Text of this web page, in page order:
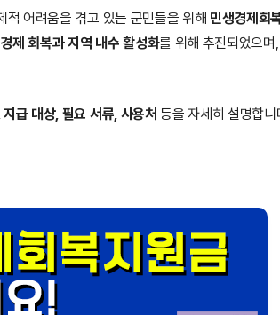
적 어려움을 겪고 있는 군민들을 위해 민생경제회
제 회복과 지역 내수 활성화를 위해 추진되었으
급 대상, 필요 서류, 사용처 등을 자세히 설명합니